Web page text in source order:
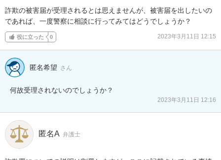
詐欺の被害届が受理されるとは思えませんが、被害届を出したいの
であれば、一度警察に相談に行ってみてはどうでしょうか？
役に立った 0 2023年3月11日 12:15
匿名希望 さん
何故受理されないのでしょうか？
2023年3月11日 12:16
匿名A 弁護士